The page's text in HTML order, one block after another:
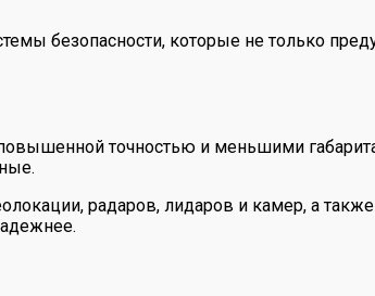
безопасности, которые не только
точностью и меньшими
радаров, лидаров и камер, а